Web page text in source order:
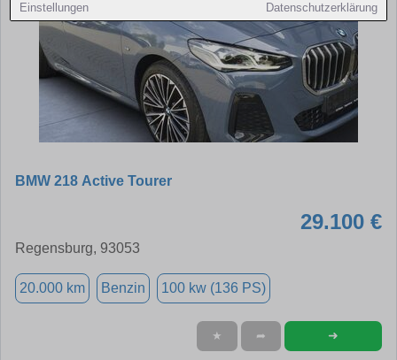
Einstellungen Datenschutzerklärung
BMW 218 Active Tourer
29.100 €
Regensburg, 93053
20.000 km Benzin 100 kw (136 PS)
★ ➦ ➜